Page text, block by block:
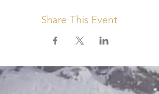
Share This Event